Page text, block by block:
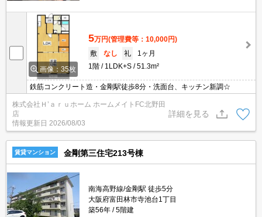
画像：35枚
5万円(管理費等：10,000円)
敷
なし 礼
1ヶ月
1階
1LDK+S 51.3m²
鉄筋コンクリート造・金剛駅徒歩8分・洗面台、キッチン新調☆
株式会社Ｈ’ａｒｕホーム ホームメイトFC北野田
店
情報更新日 2026/08/03
詳細を見る
賃貸マンション 金剛第三住宅213号棟
南海高野線/金剛駅 徒歩5分
大阪府富田林市寺池台1丁目
築56年
5階建